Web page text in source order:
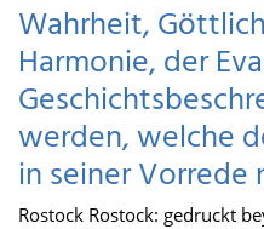
Wahrheit,
Harmonie, der
werden, welche
in seiner Vorrede
Rostock Rostock: gedruckt